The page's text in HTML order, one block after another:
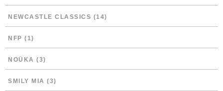
NEWCASTLE CLASSICS (14)
NFP (1)
NOÜKA (3)
SMILY MIA (3)